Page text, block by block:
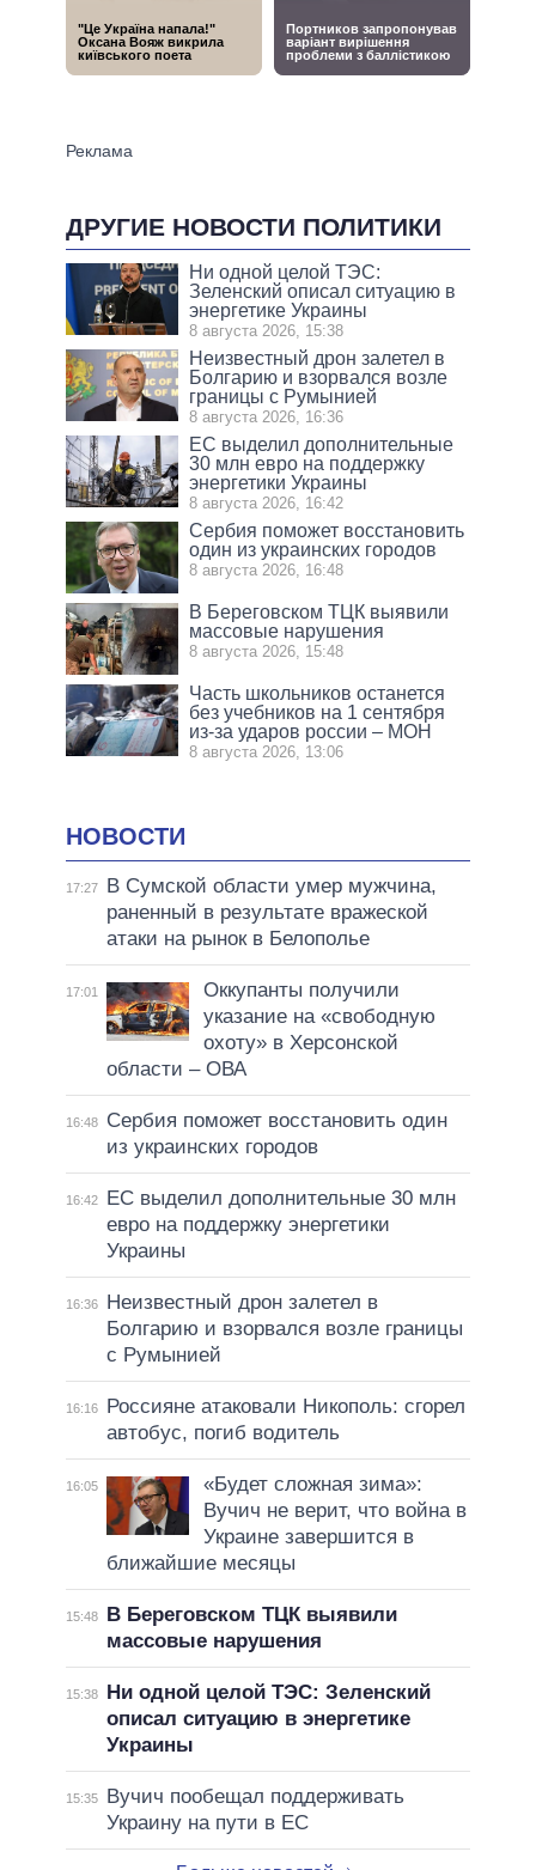
ДРУГИЕ НОВОСТИ ПОЛИТИКИ
Ни одной целой ТЭС:
Зеленский описал ситуацию в
энергетике Украины
8 августа 2026, 15:38
Неизвестный дрон залетел в
Болгарию и взорвался возле
границы с Румынией
8 августа 2026, 16:36
ЕС выделил дополнительные
30 млн евро на поддержку
энергетики Украины
8 августа 2026, 16:42
Сербия поможет восстановить
один из украинских городов
8 августа 2026, 16:48
В Береговском ТЦК выявили
массовые нарушения
8 августа 2026, 15:48
Часть школьников останется
без учебников на 1 сентября
из-за ударов россии – МОН
8 августа 2026, 13:06
НОВОСТИ
17:27
В Сумской области умер мужчина,
раненный в результате вражеской
атаки на рынок в Белополье
17:01
Оккупанты получили
указание на «свободную
охоту» в Херсонской
области – ОВА
16:48
Сербия поможет восстановить один
из украинских городов
16:42
ЕС выделил дополнительные 30 млн
евро на поддержку энергетики
Украины
16:36
Неизвестный дрон залетел в
Болгарию и взорвался возле границы
с Румынией
16:16
Россияне атаковали Никополь: сгорел
автобус, погиб водитель
16:05
«Будет сложная зима»:
Вучич не верит, что война в
Украине завершится в
ближайшие месяцы
15:48
В Береговском ТЦК выявили
массовые нарушения
15:38
Ни одной целой ТЭС: Зеленский
описал ситуацию в энергетике
Украины
15:35
Вучич пообещал поддерживать
Украину на пути в ЕС